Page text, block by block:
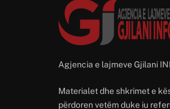
Agjencia e lajmeve Gjilani
Materialet dhe shkrimet e
përdoren vetëm duke iu